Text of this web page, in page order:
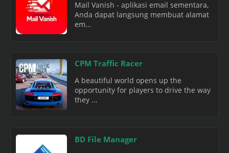
Mail Vanish - aplikasi email sementara,
Anda dapat langsung membuat alamat
em...
CPM Traffic Racer
A beautiful world opens up the
opportunity for players to drive the way
they ...
BD File Manager